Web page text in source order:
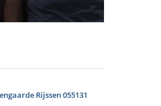
Rijssen 055131